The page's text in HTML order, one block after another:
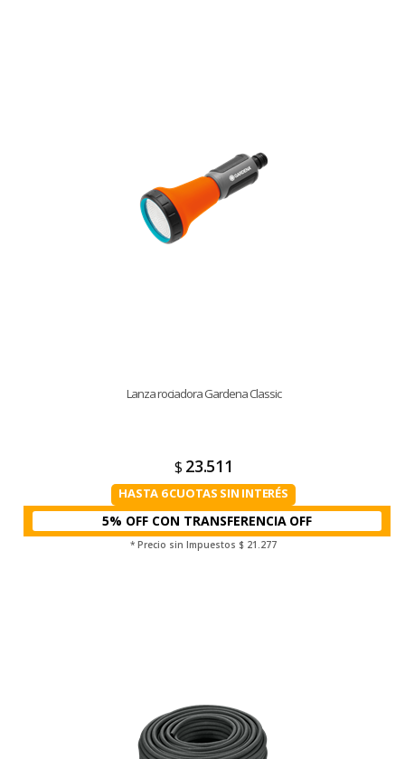
Lanza rociadora Gardena Classic
$ 23.511
HASTA 6 CUOTAS SIN INTERÉS
5% OFF CON TRANSFERENCIA
* Precio sin Impuestos $ 21.277